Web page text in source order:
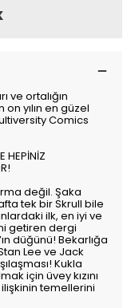
ve ortalığın
on yılın en güzel
Comics
HEPİNİZ
değil. Şaka
tek bir Skrull bile
ilk, en iyi ve
getiren dergi
düğünü! Bekarlığa
Lee ve Jack
Kukla
için üvey kızını
temellerini